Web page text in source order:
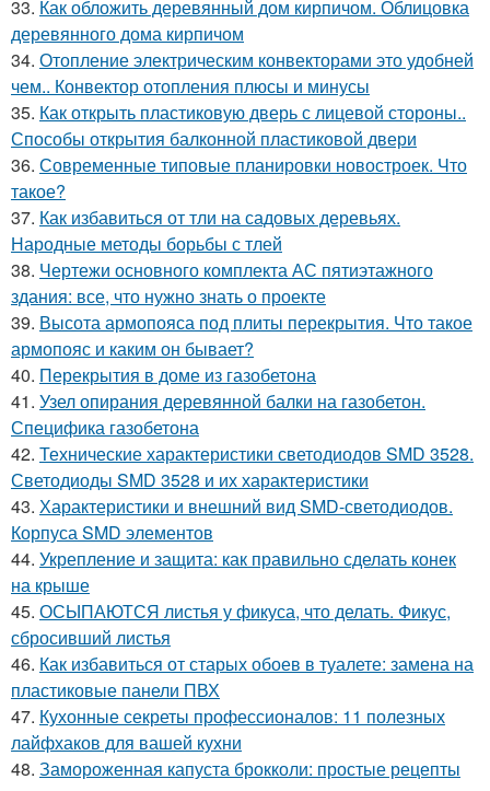
33. Как обложить деревянный дом кирпичом. Облицовка
деревянного дома кирпичом
34. Отопление электрическим конвекторами это удобней
чем.. Конвектор отопления плюсы и минусы
35. Как открыть пластиковую дверь с лицевой стороны..
Способы открытия балконной пластиковой двери
36. Современные типовые планировки новостроек. Что
такое?
37. Как избавиться от тли на садовых деревьях.
Народные методы борьбы с тлей
38. Чертежи основного комплекта АС пятиэтажного
здания: все, что нужно знать о проекте
39. Высота армопояса под плиты перекрытия. Что такое
армопояс и каким он бывает?
40. Перекрытия в доме из газобетона
41. Узел опирания деревянной балки на газобетон.
Специфика газобетона
42. Технические характеристики светодиодов SMD 3528.
Светодиоды SMD 3528 и их характеристики
43. Характеристики и внешний вид SMD-светодиодов.
Корпуса SMD элементов
44. Укрепление и защита: как правильно сделать конек
на крыше
45. ОСЫПАЮТСЯ листья у фикуса, что делать. Фикус,
сбросивший листья
46. Как избавиться от старых обоев в туалете: замена на
пластиковые панели ПВХ
47. Кухонные секреты профессионалов: 11 полезных
лайфхаков для вашей кухни
48. Замороженная капуста брокколи: простые рецепты